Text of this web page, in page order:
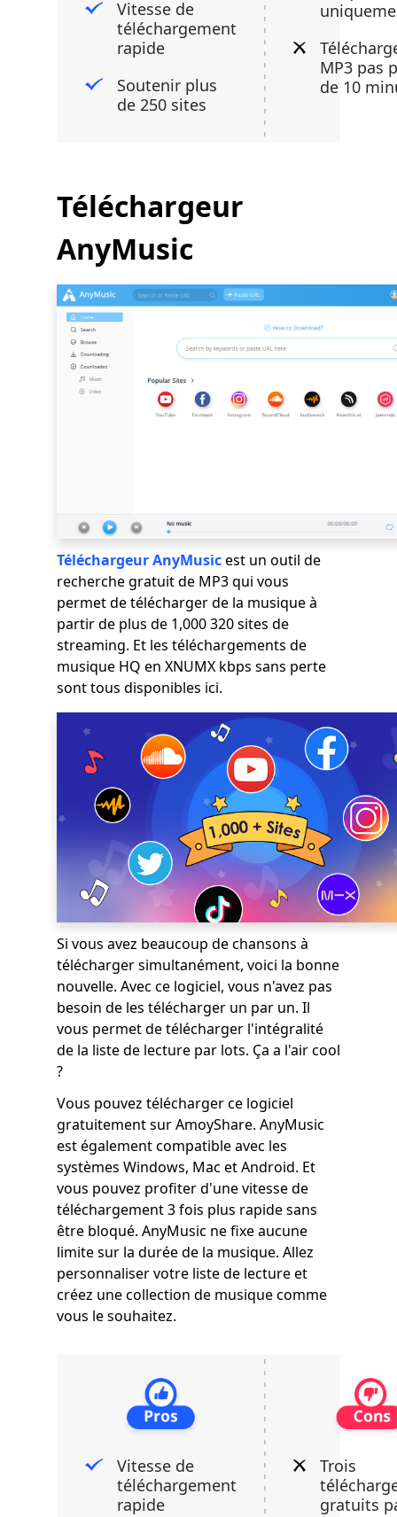
Vitesse de
téléchargement
rapide
Soutenir plus
de 250 sites
MP3 pas
de 10
Téléchargeur
AnyMusic
Téléchargeur AnyMusicest un outil de
recherche gratuit de MP3 qui vous
permet de télécharger de la musique à
partir de plus de 1,000 320 sites de
streaming. Et les téléchargements de
musique HQ en XNUMX kbps sans perte
sont tous disponibles ici.
Si vous avez beaucoup de chansons à
télécharger simultanément, voici la bonne
nouvelle. Avec ce logiciel, vous n'avez pas
besoin de les télécharger un par un. Il
vous permet de télécharger l'intégralité
de la liste de lecture par lots. Ça a l'air cool
?
Vous pouvez télécharger ce logiciel
gratuitement sur AmoyShare. AnyMusic
est également compatible avec les
systèmes Windows, Mac et Android. Et
vous pouvez profiter d'une vitesse de
téléchargement 3 fois plus rapide sans
être bloqué. AnyMusic ne fixe aucune
limite sur la durée de la musique. Allez
personnaliser votre liste de lecture et
créez une collection de musique comme
vous le souhaitez.
Vitesse de
téléchargement
rapide
Trois
gratuits